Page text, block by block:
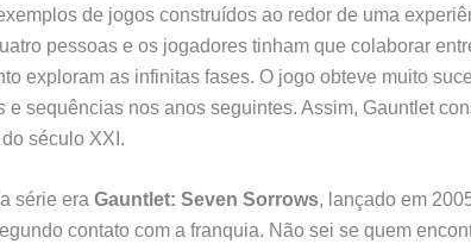
de jogos construídos ao redor de uma
pessoas e os jogadores tinham que colaborar
exploram as infinitas fases. O jogo obteve muito
e sequências nos anos seguintes. Assim, Gauntlet
século XXI.
série era Gauntlet: Seven Sorrows, lançado em
contato com a franquia. Não sei se quem